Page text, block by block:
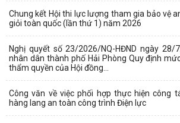
Chung kết Hội thi lực lượng tham gia bảo vệ
giỏi toàn quốc (lần thứ 1) năm 2026
Nghị quyết số 23/2026/NQ-HĐND ngày 28/
nhân dân thành phố Hải Phòng Quy định
thẩm quyền của Hội đồng...
Công văn về việc phối hợp thực hiện công
hàng lang an toàn công trình Điện lực